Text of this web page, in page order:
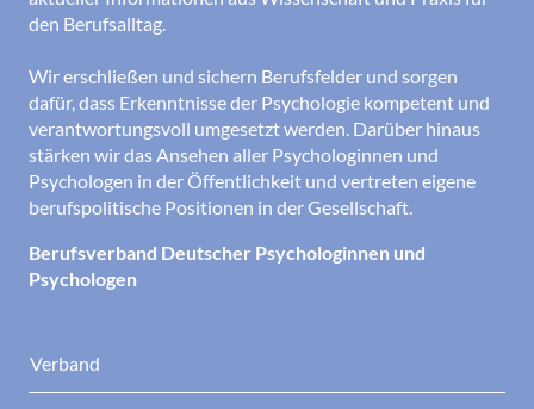
den Berufsalltag.
Wir erschließen und sichern Berufsfelder und sorgen
dafür, dass Erkenntnisse der Psychologie kompetent und
verantwortungsvoll umgesetzt werden. Darüber hinaus
stärken wir das Ansehen aller Psychologinnen und
Psychologen in der Öffentlichkeit und vertreten eigene
berufspolitische Positionen in der Gesellschaft.
Berufsverband Deutscher Psychologinnen und
Psychologen
Verband